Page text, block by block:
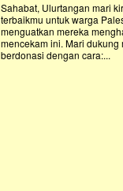
Sahabat, Ulurtangan mari
terbaikmu untuk warga
menguatkan mereka
mencekam ini. Mari dukung
berdonasi dengan cara:...